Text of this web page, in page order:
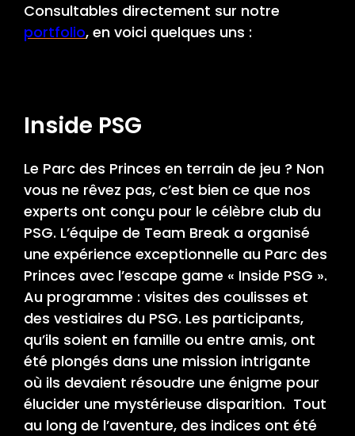
Consultables directement sur notre
portfolio, en voici quelques uns :
Inside PSG
Le Parc des Princes en terrain de jeu ? Non
vous ne rêvez pas, c’est bien ce que nos
experts ont conçu pour le célèbre club du
PSG. L’équipe de Team Break a organisé
une expérience exceptionnelle au Parc des
Princes avec l’escape game « Inside PSG ».
Au programme : visites des coulisses et
des vestiaires du PSG. Les participants,
qu’ils soient en famille ou entre amis, ont
été plongés dans une mission intrigante
où ils devaient résoudre une énigme pour
élucider une mystérieuse disparition. Tout
au long de l’aventure, des indices ont été